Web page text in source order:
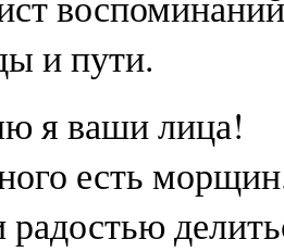
и пути.
я ваши лица!
есть